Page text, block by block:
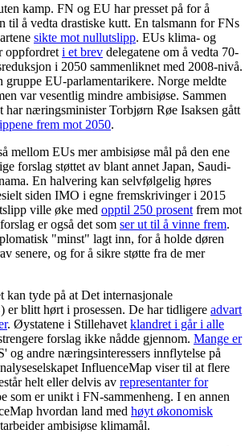
kamp. FN og EU har presset på for å
til å vedta drastiske kutt. En talsmann for FNs
sikte mot nullutslipp. EUs klima- og
oppfordret i et brev delegatene om å vedta 70-
i 2050 sammenliknet med 2008-nivå.
gruppe EU-parlamentarikere. Norge meldte
var vesentlig mindre ambisiøse. Sammen
har næringsminister Torbjørn Røe Isaksen gått
frem mot 2050.
mellom EUs mer ambisiøse mål på den ene
forslag støttet av blant annet Japan, Saudi-
En halvering kan selvfølgelig høres
siden IMO i egne fremskrivinger i 2015
ville øke med opptil 250 prosent frem mot
er også det som ser ut til å vinne frem.
"minst" lagt inn, for å holde døren
senere, og for å sikre støtte fra de mer
kan tyde på at Det internasjonale
er blitt hørt i prosessen. De har tidligere advart
. Øystatene i Stillehavet klandret i går i alle
forslag ikke nådde gjennom. Mange er
og andre næringsinteressers innflytelse på
InfluenceMap viser til at flere
helt eller delvis av representanter for
som er unikt i FN-sammenheng. I en annen
hvordan land med høyt økonomisk
ambisiøse klimamål.